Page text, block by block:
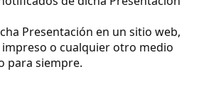
Presentación en un sitio web,
o cualquier otro medio
para siempre.